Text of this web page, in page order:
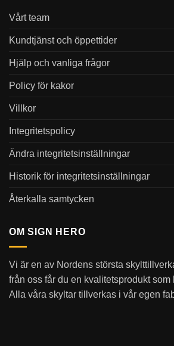
Vårt team
Kundtjänst och öppettider
Hjälp och vanliga frågor
Policy för kakor
Villkor
Integritetspolicy
Ändra integritetsinställningar
Historik för integritetsinställningar
Återkalla samtycken
OM SIGN HERO
Vi är en av Nordens största
från oss får du en kvalitetsprodukt som
Alla våra skyltar tillverkas i vår egen